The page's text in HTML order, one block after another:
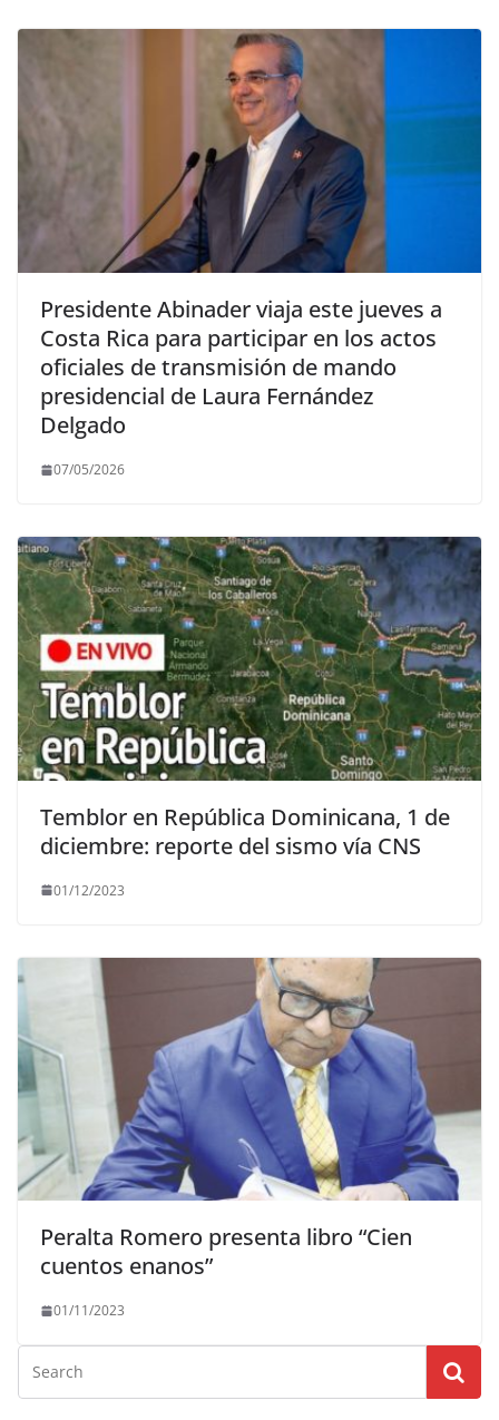
Presidente Abinader viaja este jueves a
Costa Rica para participar en los actos
oficiales de transmisión de mando
presidencial de Laura Fernández
Delgado
07/05/2026
Temblor en República Dominicana, 1 de
diciembre: reporte del sismo vía CNS
01/12/2023
Peralta Romero presenta libro “Cien
cuentos enanos”
01/11/2023